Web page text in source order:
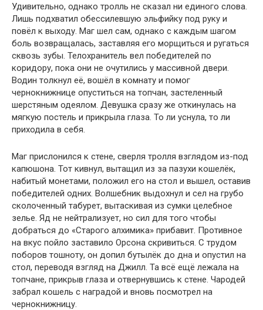
Удивительно, однако тролль не сказал ни единого слова.
Лишь подхватил обессилевшую эльфийку под руку и
повёл к выходу. Маг шел сам, однако с каждым шагом
боль возвращалась, заставляя его морщиться и ругаться
сквозь зубы. Телохранитель вел победителей по
коридору, пока они не очутились у массивной двери.
Водин толкнул её, вошёл в комнату и помог
чернокнижнице опуститься на топчан, застеленный
шерстяным одеялом. Девушка сразу же откинулась на
мягкую постель и прикрыла глаза. То ли уснула, то ли
приходила в себя.
Маг прислонился к стене, сверля тролля взглядом из-под
капюшона. Тот кивнул, вытащил из за пазухи кошелёк,
набитый монетами, положил его на стол и вышел, оставив
победителей одних. Волшебник выдохнул и сел на грубо
сколоченный табурет, вытаскивая из сумки целебное
зелье. Яд не нейтрализует, но сил для того чтобы
добраться до «Старого алхимика» прибавит. Противное
на вкус пойло заставило Орсона скривиться. С трудом
поборов тошноту, он допил бутылёк до дна и опустил на
стол, переводя взгляд на Джилл. Та всё ещё лежала на
топчане, прикрыв глаза и отвернувшись к стене. Чародей
забрал кошель с наградой и вновь посмотрел на
чернокнижницу.